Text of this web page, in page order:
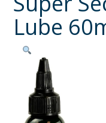
Lube